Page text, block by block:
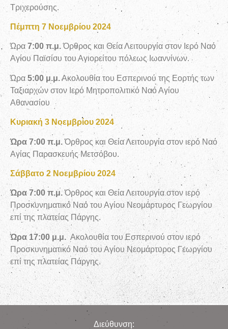
Τριχερούσης.
Πέμπτη 7 Νοεμβρίου 2024
Ώρα 7:00 π.μ.Όρθρος και Θεία Λειτουργία στον Ιερό Ναό
Αγίου Παϊσίου του Αγιορείτου πόλεως Ιωαννίνων.
Ώρα 5:00 μ.μ.Ακολουθία του Εσπερινού της Εορτής των
Ταξιαρχών στον Ιερό Μητροπολιτικό Ναό Αγίου
Αθανασίου
Κυριακή 3 Νοεμβρίου 2024
Ώρα 7:00 π.μ.Όρθρος και Θεία Λειτουργία στον ιερό Ναό
Αγίας Παρασκευής Μετσόβου.
Σάββατο 2 Νοεμβρίου 2024
Ώρα 7:00 π.μ.Όρθρος και Θεία Λειτουργία στον ιερό
Προσκυνηματικό Ναό του Αγίου Νεομάρτυρος Γεωργίου
επί της πλατείας Πάργης.
Ώρα 17:00 μ.μ. Ακολουθία του Εσπερινού στον ιερό
Προσκυνηματικό Ναό του Αγίου Νεομάρτυρος Γεωργίου
επί της πλατείας Πάργης.
Διεύθυνση: